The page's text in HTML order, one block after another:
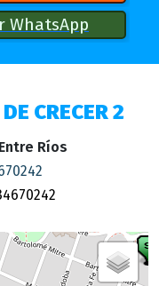
WhatsApp
CRECER 2
Ríos